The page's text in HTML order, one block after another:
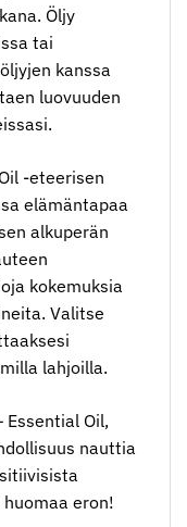
Öljy
tai
kanssa
luovuuden
-eteerisen
elämäntapaa
alkuperän
kokemuksia
Valitse
lahjoilla.
Essential Oil,
nauttia
eron!